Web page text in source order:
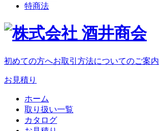
特商法
初めての方へお取引方法についてのご案内
お見積り
ホーム
取り扱い一覧
カタログ